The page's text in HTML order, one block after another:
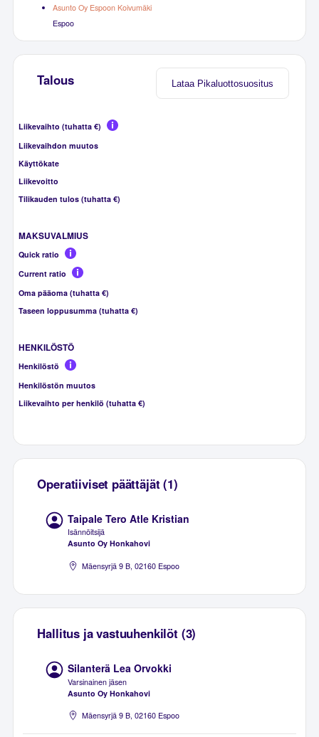
Asunto Oy Espoon Koivumäki
Espoo
Lataa Pikaluottosuositus
Talous
Liikevaihto (tuhatta €)
Liikevaihdon muutos
Käyttökate
Liikevoitto
Tilikauden tulos (tuhatta €)
MAKSUVALMIUS
Quick ratio
Current ratio
Oma pääoma (tuhatta €)
Taseen loppusumma (tuhatta €)
HENKILÖSTÖ
Henkilöstö
Henkilöstön muutos
Liikevaihto per henkilö (tuhatta €)
Operatiiviset päättäjät (1)
Taipale Tero Atle Kristian
Isännöitsijä
Asunto Oy Honkahovi
Mäensyrjä 9 B, 02160 Espoo
Hallitus ja vastuuhenkilöt (3)
Silanterä Lea Orvokki
Varsinainen jäsen
Asunto Oy Honkahovi
Mäensyrjä 9 B, 02160 Espoo